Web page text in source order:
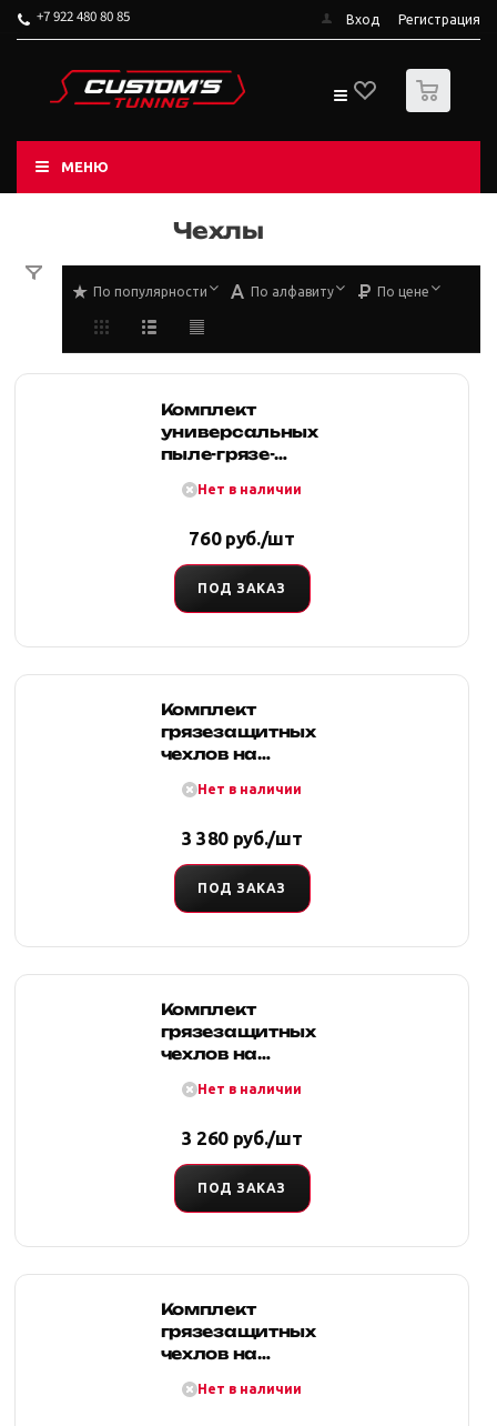
+7 922 480 80 85 Вход Регистрация
0
МЕНЮ
Чехлы
По популярности По алфавиту По цене
Комплект
универсальных
пыле-грязе-
чехлов на
сиденья
Нет в наличии
760 руб./шт
ПОД ЗАКАЗ
Комплект
грязезащитных
чехлов на
сиденья
Нет в наличии
3 380 руб./шт
ПОД ЗАКАЗ
Комплект
грязезащитных
чехлов на
сиденья
Нет в наличии
3 260 руб./шт
ПОД ЗАКАЗ
Комплект
грязезащитных
чехлов на
заднееНет в наличии